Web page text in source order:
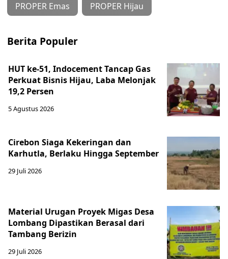
PROPER Emas PROPER Hijau
Berita Populer
HUT ke-51, Indocement Tancap Gas
Perkuat Bisnis Hijau, Laba Melonjak
19,2 Persen
5 Agustus 2026
Cirebon Siaga Kekeringan dan
Karhutla, Berlaku Hingga September
29 Juli 2026
Material Urugan Proyek Migas Desa
Lombang Dipastikan Berasal dari
Tambang Berizin
29 Juli 2026